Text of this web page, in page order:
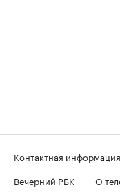
Контактная информация
Вечерний РБК
О